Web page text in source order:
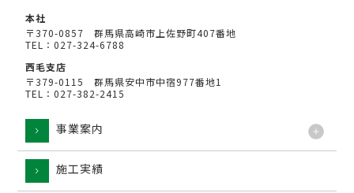
本社
〒370-0857 群馬県高崎市上佐野町407番地
TEL：027-324-6788
西毛支店
〒379-0115 群馬県安中市中宿977番地1
TEL：027-382-2415
事業案内
施工実績